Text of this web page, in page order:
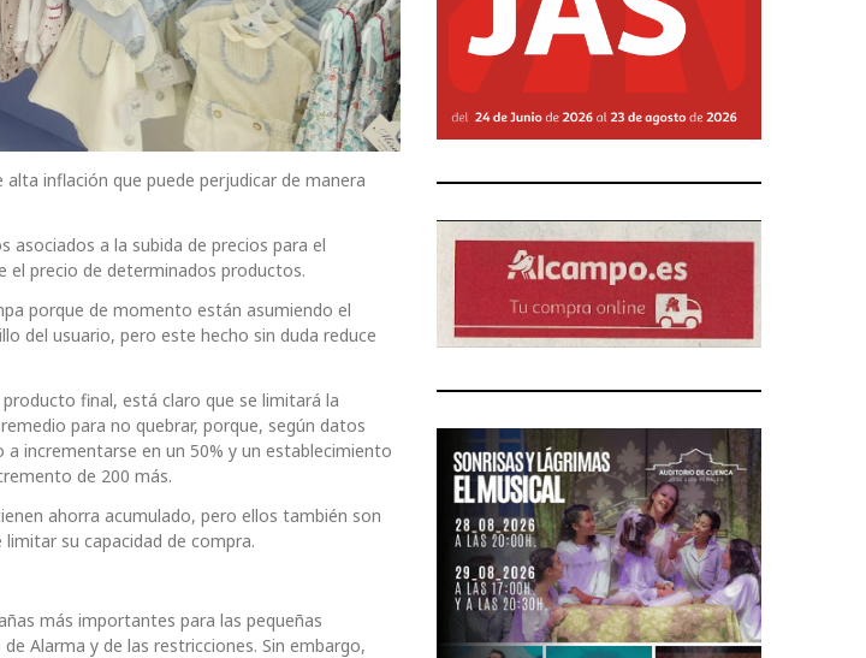
inflación que puede perjudicar de manera
asociados a la subida de precios para el
el precio de determinados productos.
porque de momento están asumiendo el
del usuario, pero este hecho sin duda reduce
final, está claro que se limitará la
para no quebrar, porque, según datos
incrementarse en un 50% y un establecimiento
de 200 más.
ahorra acumulado, pero ellos también son
su capacidad de compra.
más importantes para las pequeñas
Alarma y de las restricciones. Sin embargo,